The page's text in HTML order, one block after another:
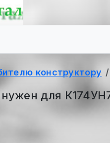
конструктору
для